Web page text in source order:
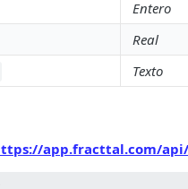
Entero
Real
Texto
app.fracttal.com/